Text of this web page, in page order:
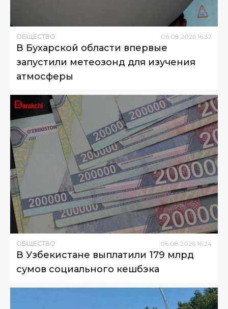
ОБЩЕСТВО 06 08 2026 16:32
В Бухарской области впервые
запустили метеозонд для изучения
атмосферы
ОБЩЕСТВО 06 08 2026 16:24
В Узбекистане выплатили 179 млрд
сумов социального кешбэка